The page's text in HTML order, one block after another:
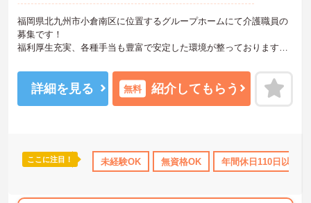
休日110日以上 資格取得サポート 研修制度あり 産休･育休･介
福岡県北九州市小倉南区に位置するグループホームにて介護職員の
募集です！
福利厚生充実、各種手当も豊富で安定した環境が整っております。
とができます。
ご興味のある方は、面接のポイントお伝えしますのでお気軽にお問
詳細を見る 無料 紹介してもらう
ここに注目！ 未経験OK 無資格OK 年間休日110日以上